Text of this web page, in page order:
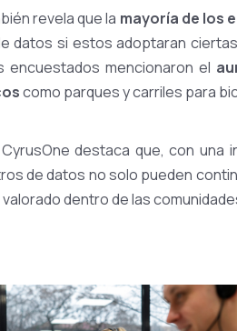
revela que la mayoría de los
datos si estos adoptaran
encuestados mencionaron el
como parques y carriles para
destaca que, con
de datos no solo pueden
dentro de las